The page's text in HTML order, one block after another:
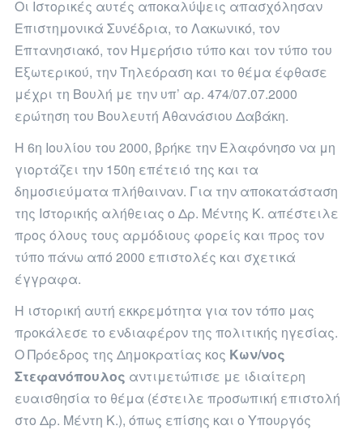
Οι Ιστορικές αυτές αποκαλύψεις απασχόλησαν
Επιστημονικά Συνέδρια, το Λακωνικό, τον
Επτανησιακό, τον Ημερήσιο τύπο και τον τύπο του
Εξωτερικού, την Τηλεόραση και το θέμα έφθασε
μέχρι τη Βουλή με την υπ’ αρ. 474/07.07.2000
ερώτηση του Βουλευτή Αθανάσιου Δαβάκη.
Η 6η Ιουλίου του 2000, βρήκε την Ελαφόνησο να μη
γιορτάζει την 150η επέτειό της και τα
δημοσιεύματα πλήθαιναν. Για την αποκατάσταση
της Ιστορικής αλήθειας ο Δρ. Μέντης Κ. απέστειλε
προς όλους τους αρμόδιους φορείς και προς τον
τύπο πάνω από 2000 επιστολές και σχετικά
έγγραφα.
Η ιστορική αυτή εκκρεμότητα για τον τόπο μας
προκάλεσε το ενδιαφέρον της πολιτικής ηγεσίας.
Ο Πρόεδρος της Δημοκρατίας κος Κων/νος
Στεφανόπουλος αντιμετώπισε με ιδιαίτερη
ευαισθησία το θέμα (έστειλε προσωπική επιστολή
στο Δρ. Μέντη Κ.), όπως επίσης και ο Υπουργός